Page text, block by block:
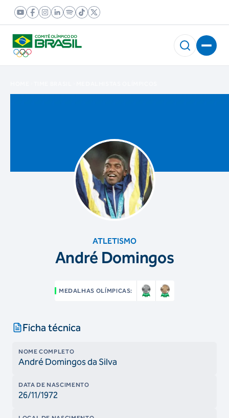
ATLETISMO
André Domingos
MEDALHAS OLÍMPICAS:
Ficha técnica
NOME COMPLETO
André Domingos da Silva
DATA DE NASCIMENTO
26/11/1972